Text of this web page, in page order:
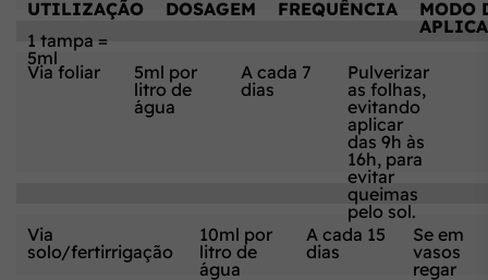
UTILIZAÇÃO DOSAGEM FREQUÊNCIA
MODO
1 tampa =
5ml
Via foliar
5ml por
litro de
água
A cada 7
dias
Pulverizar
as folhas,
evitando
aplicar
das 9h às
16h, para
evitar
queimas
pelo sol.
Via
solo/fertirrigação
10ml por
litro de
água
A cada 15
dias
Se em
vasos
regar